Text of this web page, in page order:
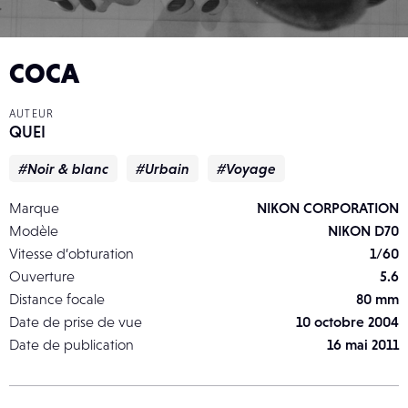
COCA
AUTEUR
QUEI
#Noir & blanc #Urbain #Voyage
Marque
NIKON CORPORATION
Modèle
NIKON D70
Vitesse d’obturation
1/60
Ouverture
5.6
Distance focale
80 mm
Date de prise de vue
10 octobre 2004
Date de publication
16 mai 2011